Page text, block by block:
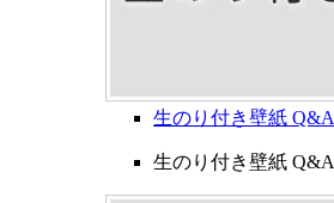
生のり付き壁紙 Q&A
生のり付き壁紙 Q&A